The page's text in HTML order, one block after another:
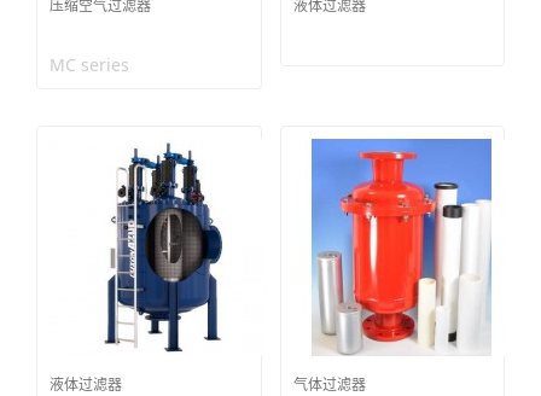
压缩空气过滤器
MC series
液体过滤器
液体过滤器 气体过滤器